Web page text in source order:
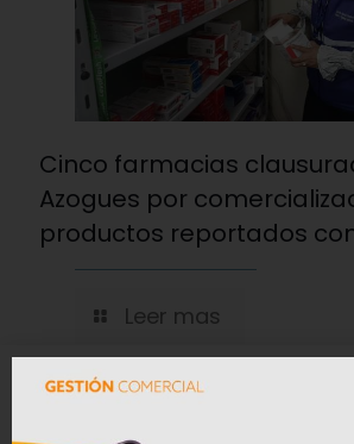
Cinco farmacias
Azogues por
productos reportados
Leer mas